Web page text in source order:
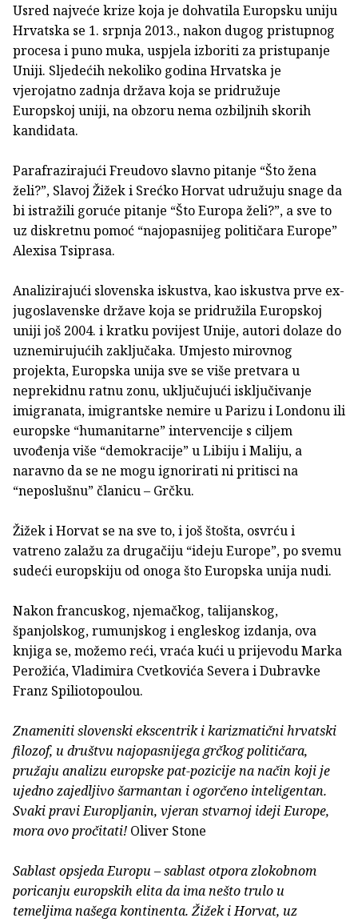
Usred najveće krize koja je dohvatila Europsku uniju
Hrvatska se 1. srpnja 2013., nakon dugog pristupnog
procesa i puno muka, uspjela izboriti za pristupanje
Uniji. Sljedećih nekoliko godina Hrvatska je
vjerojatno zadnja država koja se pridružuje
Europskoj uniji, na obzoru nema ozbiljnih skorih
kandidata.
Parafrazirajući Freudovo slavno pitanje “Što žena
želi?”, Slavoj Žižek i Srećko Horvat udružuju snage da
bi istražili goruće pitanje “Što Europa želi?”, a sve to
uz diskretnu pomoć “najopasnijeg političara Europe”
Alexisa Tsiprasa.
Analizirajući slovenska iskustva, kao iskustva prve ex-
jugoslavenske države koja se pridružila Europskoj
uniji još 2004. i kratku povijest Unije, autori dolaze do
uznemirujućih zaključaka. Umjesto mirovnog
projekta, Europska unija sve se više pretvara u
neprekidnu ratnu zonu, uključujući isključivanje
imigranata, imigrantske nemire u Parizu i Londonu ili
europske “humanitarne” intervencije s ciljem
uvođenja više “demokracije” u Libiju i Maliju, a
naravno da se ne mogu ignorirati ni pritisci na
“neposlušnu” članicu – Grčku.
Žižek i Horvat se na sve to, i još štošta, osvrću i
vatreno zalažu za drugačiju “ideju Europe”, po svemu
sudeći europskiju od onoga što Europska unija nudi.
Nakon francuskog, njemačkog, talijanskog,
španjolskog, rumunjskog i engleskog izdanja, ova
knjiga se, možemo reći, vraća kući u prijevodu Marka
Perožića, Vladimira Cvetkovića Severa i Dubravke
Franz Spiliotopoulou.
Znameniti slovenski ekscentrik i karizmatični hrvatski
filozof, u društvu najopasnijega grčkog političara,
pružaju analizu europske pat-pozicije na način koji je
ujedno zajedljivo šarmantan i ogorčeno inteligentan.
Svaki pravi Europljanin, vjeran stvarnoj ideji Europe,
mora ovo pročitati! Oliver Stone
Sablast opsjeda Europu – sablast otpora zlokobnom
poricanju europskih elita da ima nešto trulo u
temeljima našega kontinenta. Žižek i Horvat, uz